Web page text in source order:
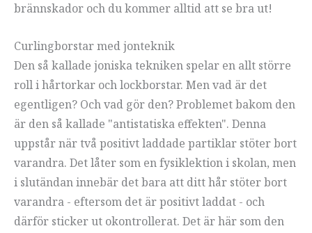
brännskador och du kommer alltid att se bra ut!
Curlingborstar med jonteknik
Den så kallade joniska tekniken spelar en allt större
roll i hårtorkar och lockborstar. Men vad är det
egentligen? Och vad gör den? Problemet bakom den
är den så kallade "antistatiska effekten". Denna
uppstår när två positivt laddade partiklar stöter bort
varandra. Det låter som en fysiklektion i skolan, men
i slutändan innebär det bara att ditt hår stöter bort
varandra - eftersom det är positivt laddat - och
därför sticker ut okontrollerat. Det är här som den